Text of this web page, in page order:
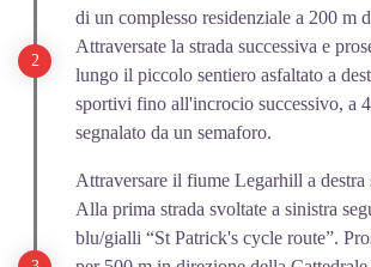
di un complesso residenziale a 200 m
Attraversate la strada successiva e
lungo il piccolo sentiero asfaltato a
sportivi fino all'incrocio successivo, a
segnalato da un semaforo.
Attraversare il fiume Legarhill a destra
Alla prima strada svoltate a sinistra
blu/gialli “St Patrick's cycle route”.